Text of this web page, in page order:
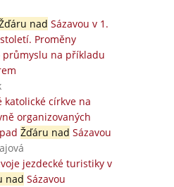
nad Sázavou v 1.
Proměny
na příkladu
katolické církve na
organizovaných
Žďáru nad Sázavou
jezdecké turistiky v
nad Sázavou